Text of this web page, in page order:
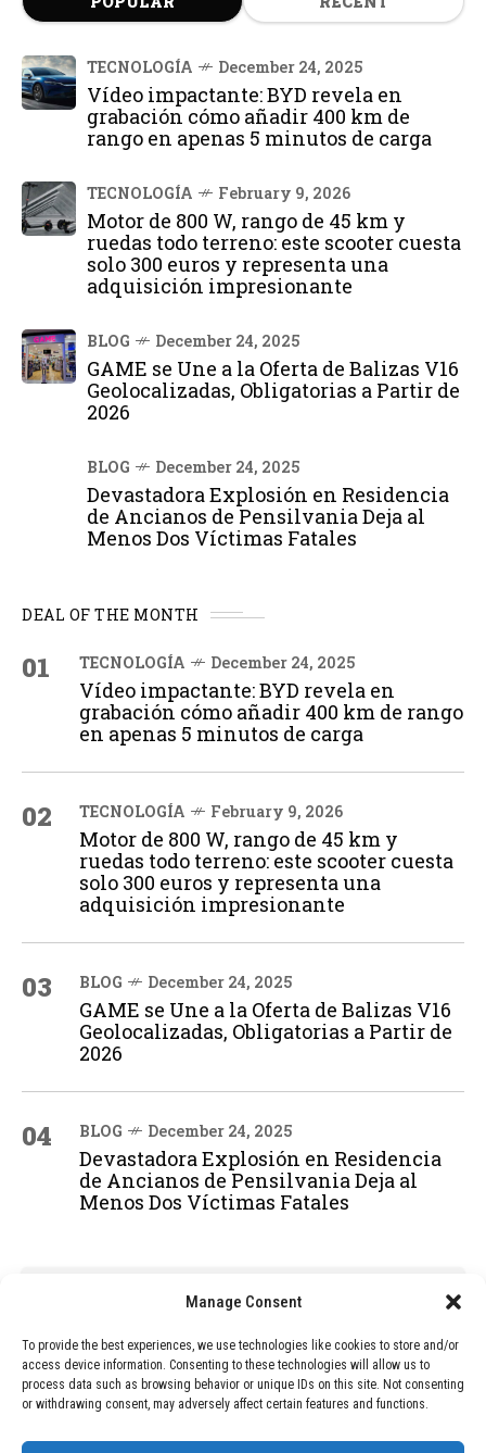
Manage Consent
To provide the best experiences, we use technologies like cookies to store and/or
access device information. Consenting to these technologies will allow us to
process data such as browsing behavior or unique IDs on this site. Not consenting
or withdrawing consent, may adversely affect certain features and functions.
TECNOLOGÍA December 24, 2025
Vídeo impactante: BYD revela en
grabación cómo añadir 400 km de
rango en apenas 5 minutos de carga
TECNOLOGÍA February 9, 2026
Motor de 800 W, rango de 45 km y
ruedas todo terreno: este scooter cuesta
solo 300 euros y representa una
adquisición impresionante
BLOG December 24, 2025
GAME se Une a la Oferta de Balizas V16
Geolocalizadas, Obligatorias a Partir de
2026
BLOG December 24, 2025
Devastadora Explosión en Residencia
de Ancianos de Pensilvania Deja al
Menos Dos Víctimas Fatales
DEAL OF THE MONTH
01 TECNOLOGÍA December 24, 2025
Vídeo impactante: BYD revela en
grabación cómo añadir 400 km de rango
en apenas 5 minutos de carga
02 TECNOLOGÍA February 9, 2026
Motor de 800 W, rango de 45 km y
ruedas todo terreno: este scooter cuesta
solo 300 euros y representa una
adquisición impresionante
03 BLOG December 24, 2025
GAME se Une a la Oferta de Balizas V16
Geolocalizadas, Obligatorias a Partir de
2026
04 BLOG December 24, 2025
Devastadora Explosión en Residencia
de Ancianos de Pensilvania Deja al
Menos Dos Víctimas Fatales